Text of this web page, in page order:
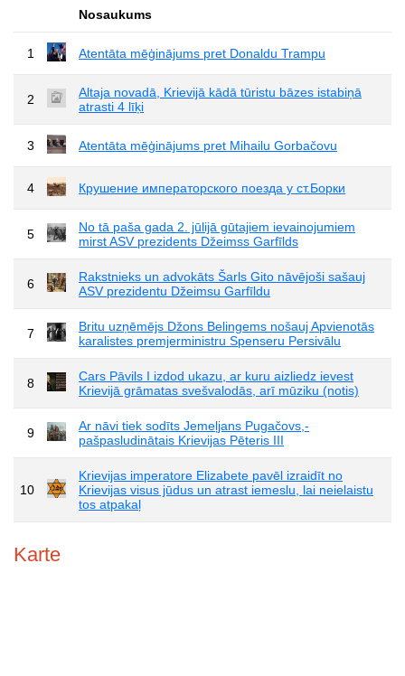
Nosaukums
1 Atentāta mēģinājums pret Donaldu Trampu
2
Altaja novadā, Krievijā kādā tūristu bāzes istabiņā
atrasti 4 līķi
3 Atentāta mēģinājums pret Mihailu Gorbačovu
4 Крушение императорского поезда у ст.Борки
5
No tā paša gada 2. jūlijā gūtajiem ievainojumiem
mirst ASV prezidents Džeimss Garfīlds
6
Rakstnieks un advokāts Šarls Gito nāvējoši sašauj
ASV prezidentu Džeimsu Garfīldu
7
Britu uzņēmējs Džons Belingems nošauj Apvienotās
karalistes premjerministru Spenseru Persivālu
8
Cars Pāvils I izdod ukazu, ar kuru aizliedz ievest
Krievijā grāmatas svešvalodās, arī mūziku (notis)
9
Ar nāvi tiek sodīts Jemeļjans Pugačovs,-
pašpasludinātais Krievijas Pēteris III
10
Krievijas imperatore Elizabete pavēl izraidīt no
Krievijas visus jūdus un atrast iemeslu, lai neielaistu
tos atpakaļ
Karte